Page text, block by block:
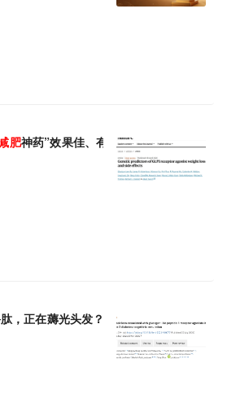
肥神药”效果佳、有人副作用大？大规模
，正在薅光头发？耶鲁大学最新：使用